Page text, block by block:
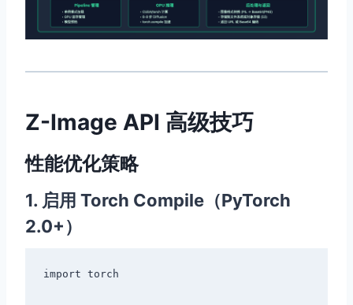
Z-Image API 高级技巧
性能优化策略
1. 启用 Torch Compile（PyTorch
2.0+）
import torch